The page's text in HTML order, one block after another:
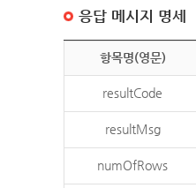
응답 메시지 명세
항목명(영문)
resultCode
resultMsg
numOfRows